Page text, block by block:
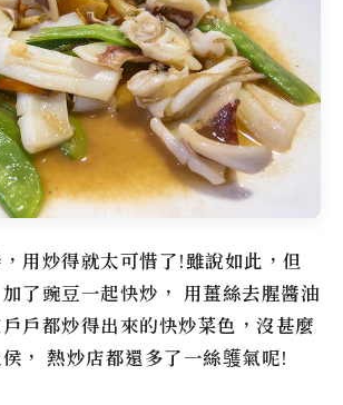
用炒得就太可惜了!雖說如此，但
了豌豆一起快炒， 用薑絲去腥醬油
戶都炒得出來的快炒菜色，沒甚麼
， 熱炒店都還多了一絲鹱氣呢!